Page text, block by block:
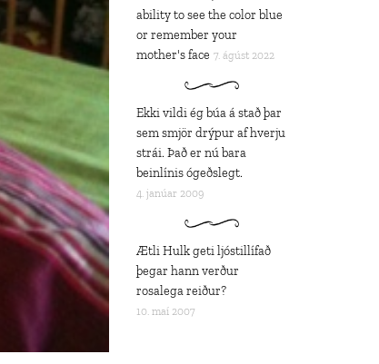
ability to see the color blue
or remember your
mother's face 7. ágúst 2022
Ekki vildi ég búa á stað þar
sem smjör drýpur af hverju
strái. Það er nú bara
beinlínis ógeðslegt.
4. janúar 2009
Ætli Hulk geti ljóstillífað
þegar hann verður
rosalega reiður?
10. maí 2007